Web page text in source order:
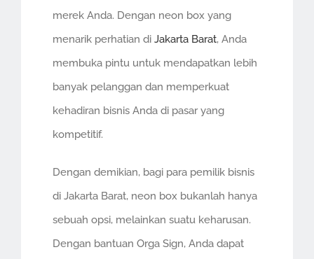
merek Anda. Dengan neon box yang
menarik perhatian di Jakarta Barat, Anda
membuka pintu untuk mendapatkan lebih
banyak pelanggan dan memperkuat
kehadiran bisnis Anda di pasar yang
kompetitif.
Dengan demikian, bagi para pemilik bisnis
di Jakarta Barat, neon box bukanlah hanya
sebuah opsi, melainkan suatu keharusan.
Dengan bantuan Orga Sign, Anda dapat